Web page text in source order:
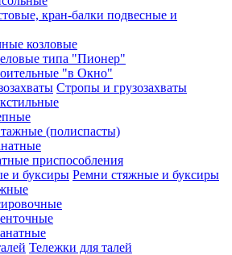
кран-балки подвесные и
козловые
типа "Пионер"
"в Окно"
Стропы и грузозахваты
(полиспасты)
приспособления
Ремни стяжные и буксиры
Тележки для талей